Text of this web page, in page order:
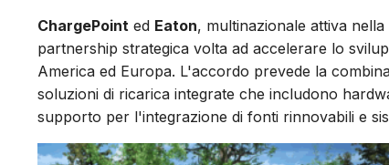
ChargePoint ed Eaton, multinazionale attiva
partnership strategica volta ad accelerare lo
America ed Europa. L'accordo prevede la
soluzioni di ricarica integrate che includono
supporto per l'integrazione di fonti rinnovabili e